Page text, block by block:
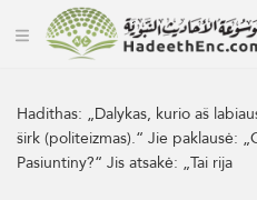
Hadithas: „Dalykas, kurio aš
širk (politeizmas).“ Jie paklausė:
Pasiuntiny?“ Jis atsakė: „Tai rija